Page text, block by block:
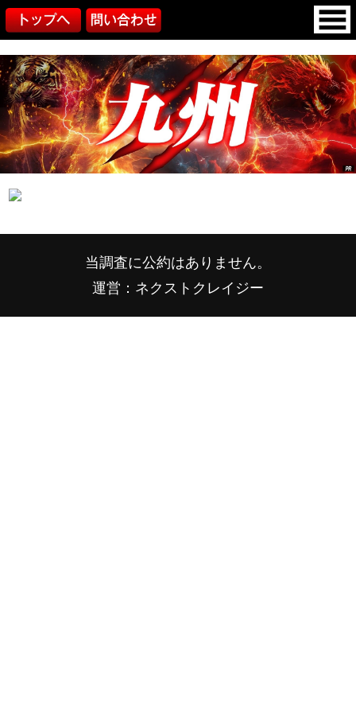
当調査に公約はありません。
運営：ネクストクレイジー